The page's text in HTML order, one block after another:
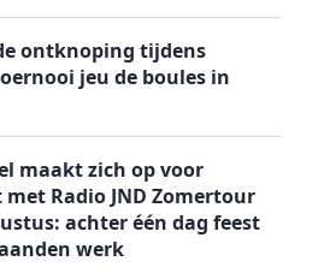
ontknoping tijdens
jeu de boules in
maakt zich op voor
met Radio JND Zomertour
achter één dag feest
werk